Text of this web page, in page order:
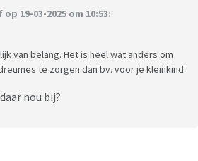
19-03-2025 om 10:53:
van belang. Het is heel wat anders om
te zorgen dan bv. voor je kleinkind.
nou bij?